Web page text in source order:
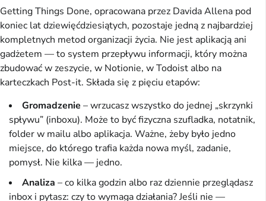
Getting Things Done, opracowana przez Davida Allena pod
koniec lat dziewięćdziesiątych, pozostaje jedną z najbardziej
kompletnych metod organizacji życia. Nie jest aplikacją ani
gadżetem — to system przepływu informacji, który można
zbudować w zeszycie, w Notionie, w Todoist albo na
karteczkach Post-it. Składa się z pięciu etapów:
Gromadzenie – wrzucasz wszystko do jednej „skrzynki
spływu” (inboxu). Może to być fizyczna szufladka, notatnik,
folder w mailu albo aplikacja. Ważne, żeby było jedno
miejsce, do którego trafia każda nowa myśl, zadanie,
pomysł. Nie kilka — jedno.
Analiza – co kilka godzin albo raz dziennie przeglądasz
inbox i pytasz: czy to wymaga działania? Jeśli nie —